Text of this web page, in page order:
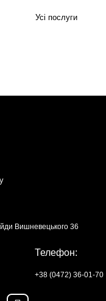
Усі послуги
Вишневецького 36
Телефон:
+38 (0472) 36-01-70